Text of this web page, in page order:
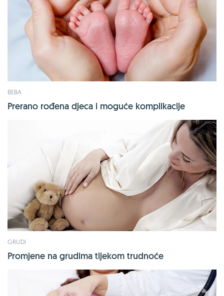
BEBA
Prerano rođena djeca i moguće komplikacije
GRUDI
Promjene na grudima tijekom trudnoće